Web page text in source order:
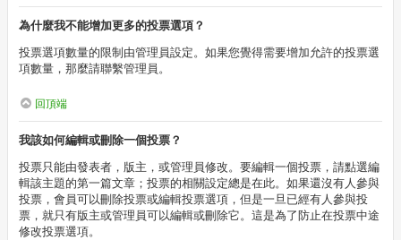
為什麼我不能增加更多的投票選項？
投票選項數量的限制由管理員設定。如果您覺得需要增加允許的投票選
項數量，那麼請聯繫管理員。
回頂端
我該如何編輯或刪除一個投票？
投票只能由發表者，版主，或管理員修改。要編輯一個投票，請點選編
輯該主題的第一篇文章；投票的相關設定總是在此。如果還沒有人參與
投票，會員可以刪除投票或編輯投票選項，但是一旦已經有人參與投
票，就只有版主或管理員可以編輯或刪除它。這是為了防止在投票中途
修改投票選項。